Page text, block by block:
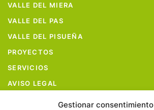
Gestionar consentimiento
VALLE DEL MIERA
VALLE DEL PAS
VALLE DEL PISUEÑA
PROYECTOS
SERVICIOS
AVISO LEGAL